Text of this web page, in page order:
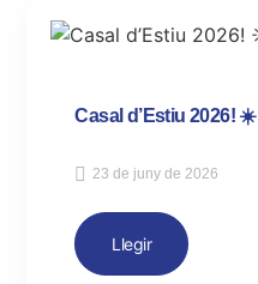
Casal d’Estiu 2026! ☀️
23 de juny de 2026
Llegir